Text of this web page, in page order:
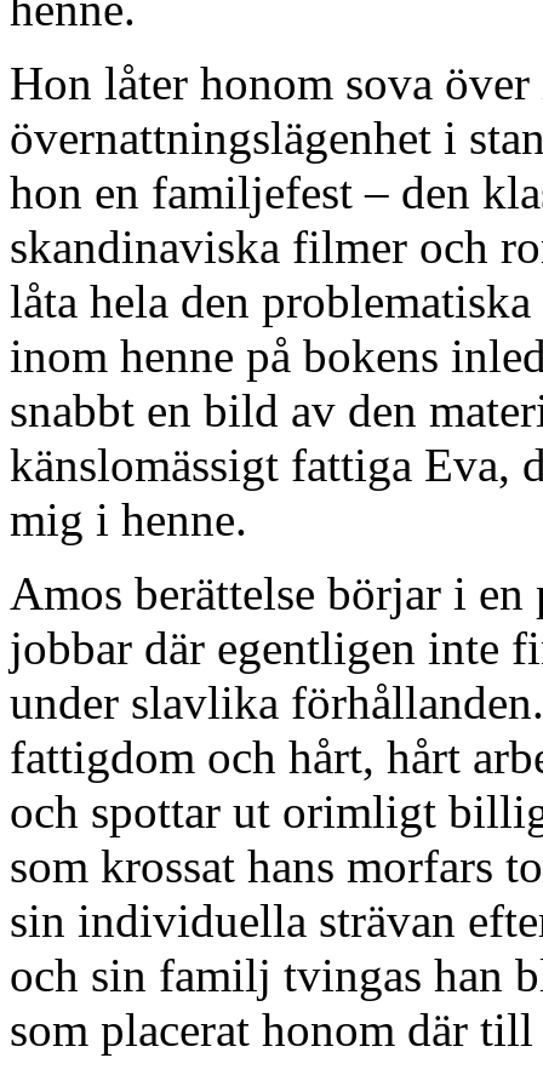
Hon låter honom sova
övernattningslägenhet i
hon en familjefest – den
skandinaviska filmer och
låta hela den
inom henne på bokens
snabbt en bild av den
känslomässigt fattiga Eva,
mig i henne.
Amos berättelse börjar i
jobbar där egentligen inte
under slavlika
fattigdom och hårt, hårt
och spottar ut orimligt
som krossat hans morfars
sin individuella strävan
och sin familj tvingas han
som placerat honom där